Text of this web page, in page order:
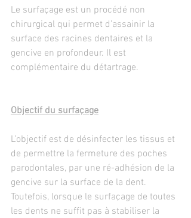
Le surfaçage est un procédé non
chirurgical qui permet d’assainir la
surface des racines dentaires et la
gencive en profondeur. Il est
complémentaire du détartrage.
Objectif du surfaçage
L’objectif est de désinfecter les tissus et
de permettre la fermeture des poches
parodontales, par une ré-adhésion de la
gencive sur la surface de la dent.
Toutefois, lorsque le surfaçage de toutes
les dents ne suffit pas à stabiliser la